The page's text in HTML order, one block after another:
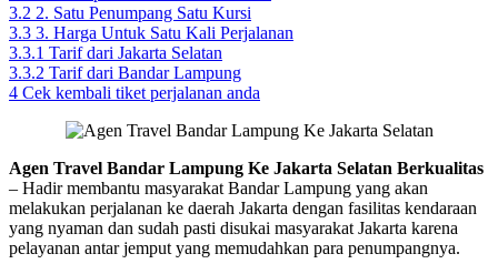
3.2 2. Satu Penumpang Satu Kursi
3.3 3. Harga Untuk Satu Kali Perjalanan
3.3.1 Tarif dari Jakarta Selatan
3.3.2 Tarif dari Bandar Lampung
4 Cek kembali tiket perjalanan anda
Agen Travel Bandar Lampung Ke Jakarta Selatan Berkualitas
– Hadir membantu masyarakat Bandar Lampung yang akan
melakukan perjalanan ke daerah Jakarta dengan fasilitas kendaraan
yang nyaman dan sudah pasti disukai masyarakat Jakarta karena
pelayanan antar jemput yang memudahkan para penumpangnya.